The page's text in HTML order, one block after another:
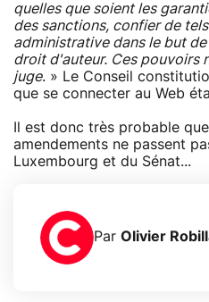
quelles que soient les
des sanctions, confier de
administrative dans le but
droit d'auteur. Ces pouvoirs
juge. » Le Conseil
que se connecter au Web
Il est donc très probable
amendements ne passent
Luxembourg et du Sénat...
Par Olivier